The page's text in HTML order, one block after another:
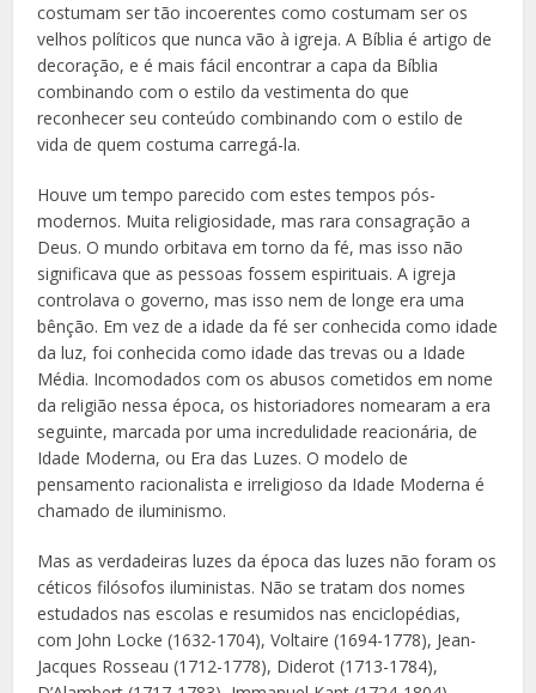
costumam ser tão incoerentes como costumam ser os
velhos políticos que nunca vão à igreja. A Bíblia é artigo de
decoração, e é mais fácil encontrar a capa da Bíblia
combinando com o estilo da vestimenta do que
reconhecer seu conteúdo combinando com o estilo de
vida de quem costuma carregá-la.
Houve um tempo parecido com estes tempos pós-
modernos. Muita religiosidade, mas rara consagração a
Deus. O mundo orbitava em torno da fé, mas isso não
significava que as pessoas fossem espirituais. A igreja
controlava o governo, mas isso nem de longe era uma
bênção. Em vez de a idade da fé ser conhecida como idade
da luz, foi conhecida como idade das trevas ou a Idade
Média. Incomodados com os abusos cometidos em nome
da religião nessa época, os historiadores nomearam a era
seguinte, marcada por uma incredulidade reacionária, de
Idade Moderna, ou Era das Luzes. O modelo de
pensamento racionalista e irreligioso da Idade Moderna é
chamado de iluminismo.
Mas as verdadeiras luzes da época das luzes não foram os
céticos filósofos iluministas. Não se tratam dos nomes
estudados nas escolas e resumidos nas enciclopédias,
com John Locke (1632-1704), Voltaire (1694-1778), Jean-
Jacques Rosseau (1712-1778), Diderot (1713-1784),